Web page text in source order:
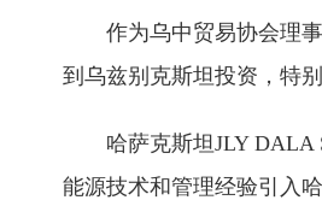
作为乌中贸易协会理
到乌兹别克斯坦投资，特
哈萨克斯坦JLY DALA
能源技术和管理经验引入